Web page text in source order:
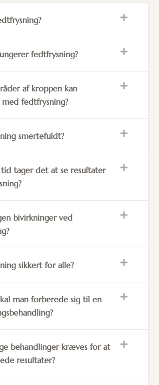
fedtfrysning?
af kroppen kan
med fedtfrysning?
smertefuldt?
tager det at se resultater
bivirkninger ved
sikkert for alle?
man forberede sig til en
behandlinger kræves for at
resultater?